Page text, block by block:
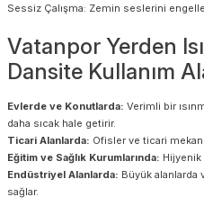
Sessiz Çalışma: Zemin seslerini
Vatanpor Yerden
Dansite Kullanım
Evlerde ve Konutlarda: Verimli bir
daha sıcak hale getirir.
Ticari Alanlarda: Ofisler ve ticari
Eğitim ve Sağlık Kurumlarında: Hijyenik
Endüstriyel Alanlarda: Büyük alanlarda
sağlar.